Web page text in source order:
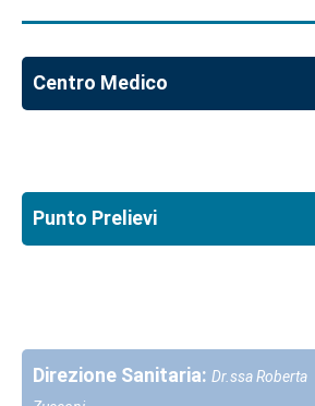
Centro Medico
Punto Prelievi
Direzione Sanitaria: Dr.ssa Roberta